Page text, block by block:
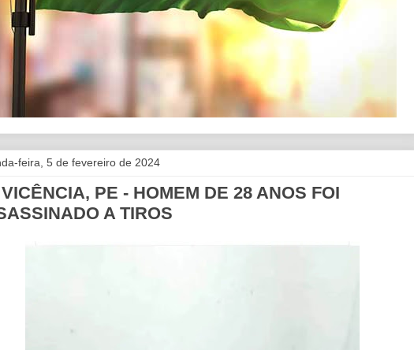
feira, 5 de fevereiro de 2024
PE - HOMEM DE 28 ANOS FOI
A TIROS